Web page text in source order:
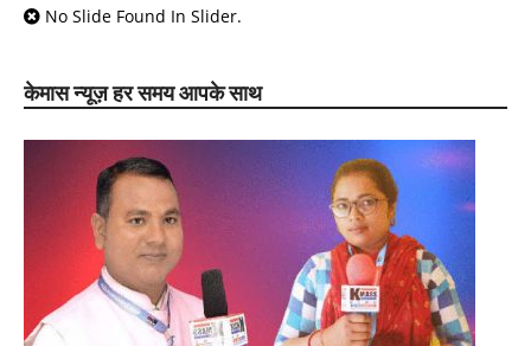
No Slide Found In Slider.
केमास न्यूज़ हर समय आपके साथ